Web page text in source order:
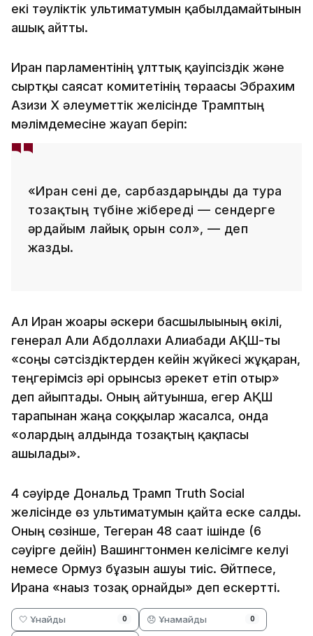
екі тәуліктік ультиматумын қабылдамайтынын
ашық айтты.
Иран парламентінің ұлттық қауіпсіздік және
сыртқы саясат комитетінің төрағасы Эбрахим
Азизи X әлеуметтік желісінде Трамптың
мәлімдемесіне жауап беріп:
«Иран сені де, сарбаздарыңды да тура
тозақтың түбіне жібереді — сендерге
әрдайым лайық орын сол», — деп
жазды.
Ал Иран жоғары әскери басшылығының өкілі,
генерал Али Абдоллахи Алиабади АҚШ-ты
«соңғы сәтсіздіктерден кейін жүйкесі жұқарған,
теңгерімсіз әрі орынсыз әрекет етіп отыр»
деп айыптады. Оның айтуынша, егер АҚШ
тарапынан жаңа соққылар жасалса, онда
«олардың алдында тозақтың қақпасы
ашылады».
4 сәуірде Дональд Трамп Truth Social
желісінде өз ультиматумын қайта еске салды.
Оның сөзінше, Тегеран 48 сағат ішінде (6
сәуірге дейін) Вашингтонмен келісімге келуі
немесе Ормуз бұғазын ашуы тиіс. Әйтпесе,
Иранға «нағыз тозақ орнайды» деп ескертті.
🤍 Ұнайды 0 😞 Ұнамайды 0